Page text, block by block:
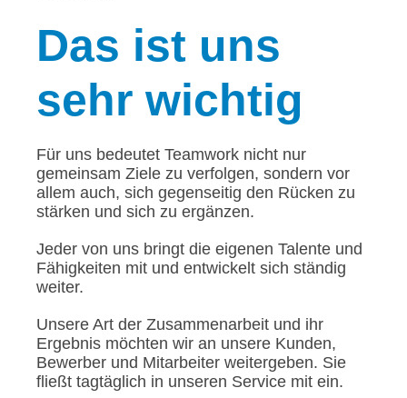
Das ist uns
sehr wichtig
Für uns bedeutet Teamwork nicht nur
gemeinsam Ziele zu verfolgen, sondern vor
allem auch, sich gegenseitig den Rücken zu
stärken und sich zu ergänzen.
Jeder von uns bringt die eigenen Talente und
Fähigkeiten mit und entwickelt sich ständig
weiter.
Unsere Art der Zusammenarbeit und ihr
Ergebnis möchten wir an unsere Kunden,
Bewerber und Mitarbeiter weitergeben. Sie
fließt tagtäglich in unseren Service mit ein.